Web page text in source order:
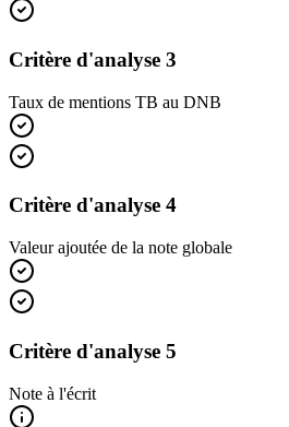
Critère d'analyse 3
Taux de mentions TB au DNB
Critère d'analyse 4
Valeur ajoutée de la note globale
Critère d'analyse 5
Note à l'écrit